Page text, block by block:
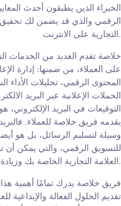
الخبراء الذين يطبقون أحدث
الرقمي والذي قد يضمن لك تحقيق
التجارية على الانترنت.
خلاصة تقدم العديد من الخدمات
على العملاء، من ضمنها: إدارة
المحتوى الرقمي، تحليلات الأداء
الحملات الإعلانية عبر البريد
التوقيعات في البريد
يقدمه فريق خلاصة للعملاء.
وسيلة لتسليم الرسائل، بل هو
للتسويق الرقمي، والتي يمكن أن
العلامة التجارية الخاصة بك وزيادة العودة على الاستثمار.
فريق خلاصة يدرك تمامًا أهمية
تقديم الحلول الفعالة والإبداعية